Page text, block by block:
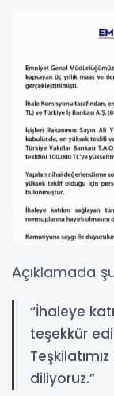
Açıklamada
“İhaleye
teşekkür
diliyoruz.”